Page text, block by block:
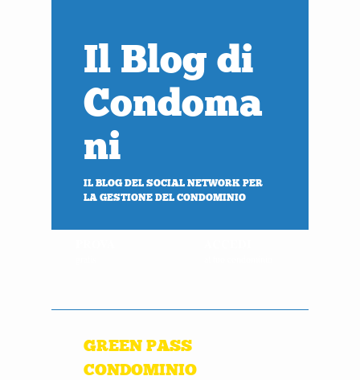
Il Blog di
Condoma
ni
IL BLOG DEL SOCIAL NETWORK PER
LA GESTIONE DEL CONDOMINIO
GREEN PASS
CONDOMINIO